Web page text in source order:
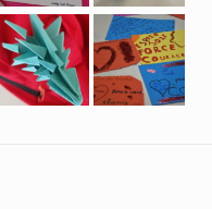
volume.